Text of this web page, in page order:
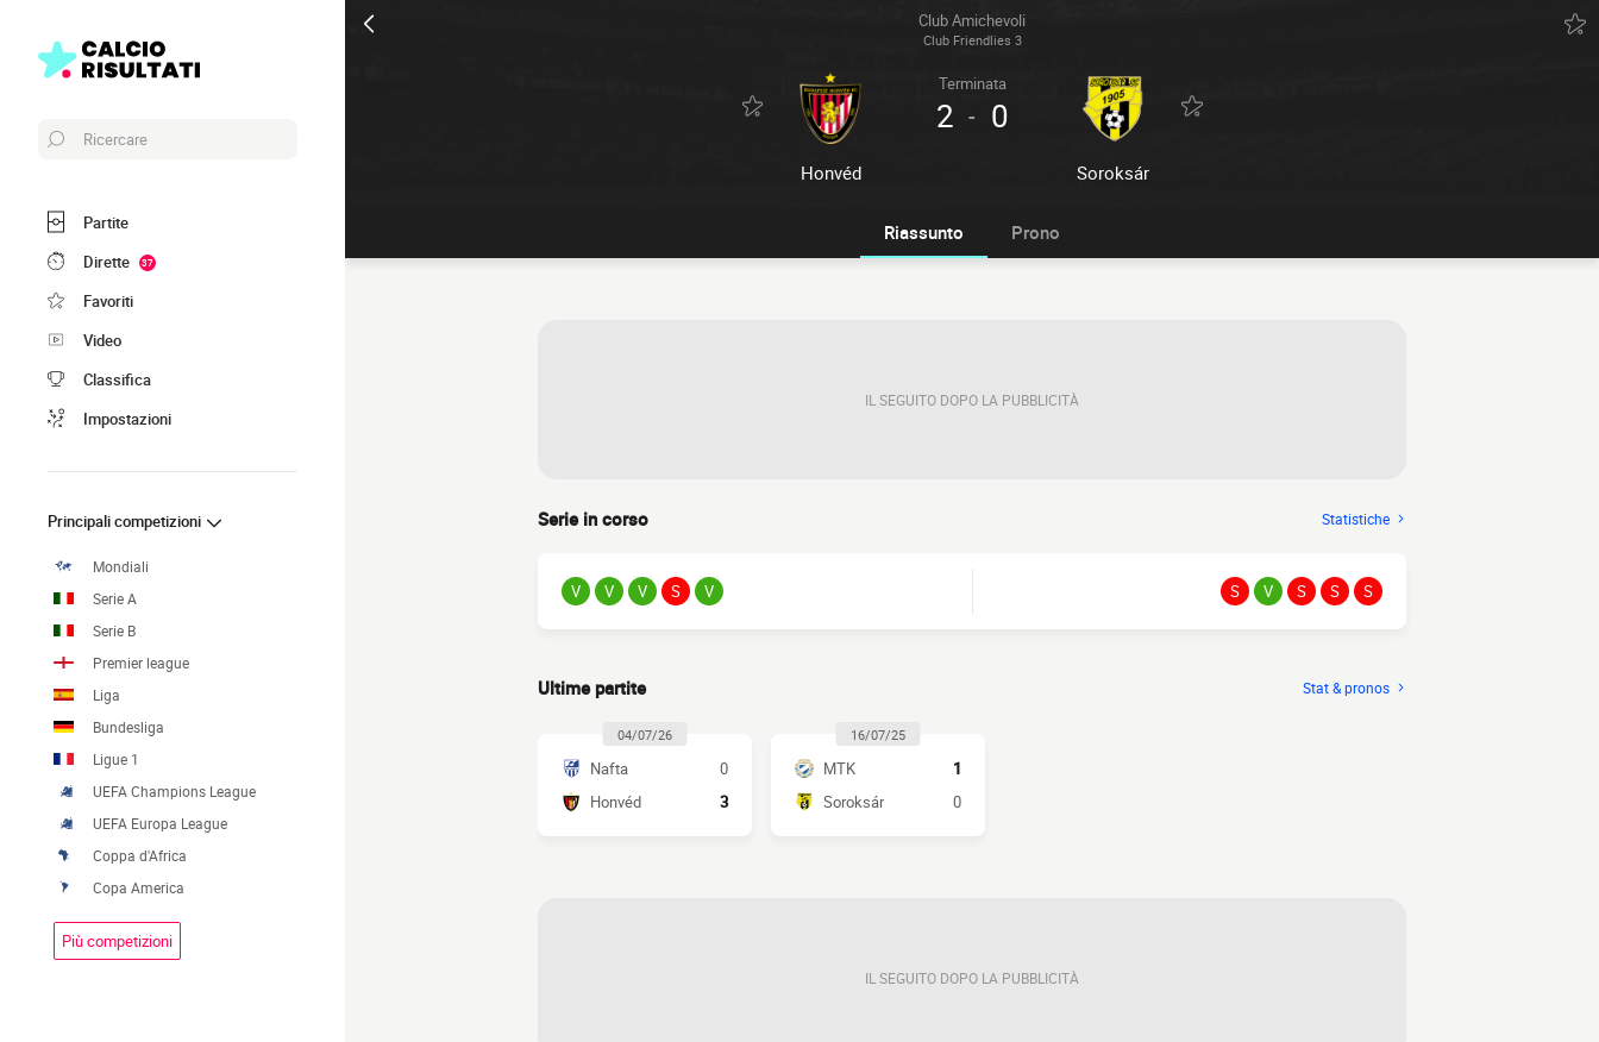
Club Amichevoli
Club Friendlies 3
Honvéd
Terminata
2 - 0
Soroksár
Ricercare
Partite
Dirette
37
Favoriti
Video
Classifica
Impostazioni
Principali competizioni
Mondiali
Serie A
Serie B
Premier league
Liga
Bundesliga
Ligue 1
UEFA Champions League
UEFA Europa League
Coppa d'Africa
Copa America
Più competizioni
Riassunto Prono
IL SEGUITO DOPO LA PUBBLICITÀ
Serie in corso Statistiche
V V V S V S V S S S
Ultime partite Stat & pronos
04/07/26
Nafta
0
Honvéd
3
16/07/25
MTK
1
Soroksár
0
IL SEGUITO DOPO LA PUBBLICITÀ